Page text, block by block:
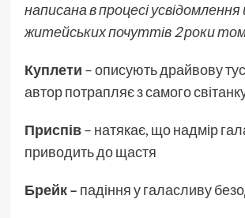
написана в процесі усвідомлення
житейських почуттів 2 роки
Куплети – описують драйвову
автор потрапляє з самого
Приспів– натякає, що надмір
приводить до щастя
Брейк – падіння у галасливу